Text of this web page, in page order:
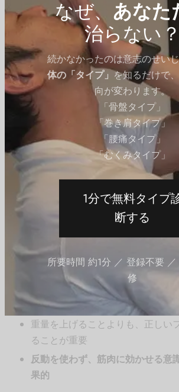
なぜ、 あなた
治らない？
続かなかったのは意志のせいじ
体の「タイプ」を知るだけで
向が変わります。
「骨盤タイプ」
「巻き肩タイプ」
「腰痛タイプ」
「むくみタイプ」
1分で無料タイプ
断する
所要時間 約1分 ／ 登録不要
修
上腕二頭筋の鍛え方
バーベルカール（Barbell Curl）
肩幅程度に握ったバーベルを持ち
腕二頭筋の筋力が鍛えられます。
10?12回 × 3セット
コントロールを意識してゆっく
とがポイントです。
インクラインダンベルカール（
斜めに倒したベンチに座り、ダン
ことで、二頭筋の長頭を集中的に
コンセントレーションカール（
片腕ずつ行うことで、上腕二頭筋
引き出します。
上腕二頭筋を鍛える際の注意点
重量を上げることよりも、正しい
ることが重要
反動を使わず、筋肉に効かせる意
果的